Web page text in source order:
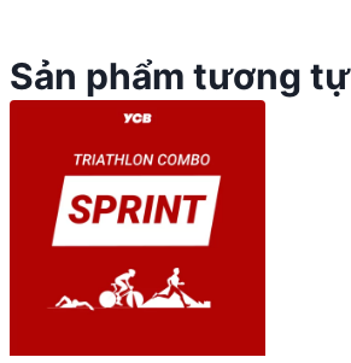
Sản phẩm tương tự